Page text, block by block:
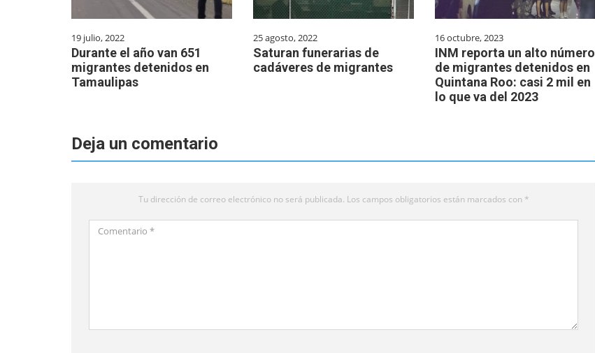
19 julio, 2022
Durante el año van 651
migrantes detenidos en
Tamaulipas
25 agosto, 2022
Saturan funerarias de
cadáveres de migrantes
16 octubre, 2023
INM reporta un alto número
de migrantes detenidos en
Quintana Roo: casi 2 mil en
lo que va del 2023
Deja un comentario
Tu dirección de correo electrónico no será publicada. Los campos obligatorios están marcados con *
Comentario